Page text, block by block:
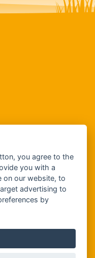
you agree to the
you with a
on our website, to
advertising to
by